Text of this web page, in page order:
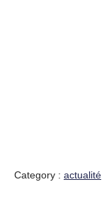
Category : actualité